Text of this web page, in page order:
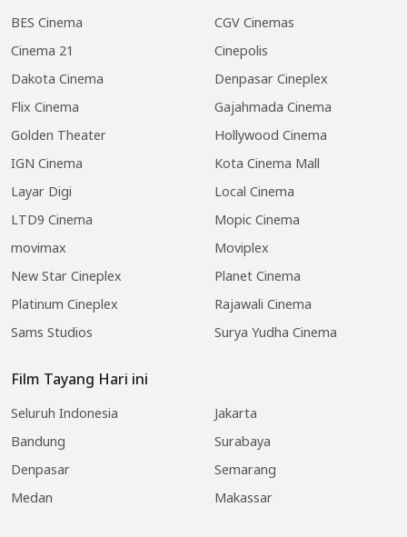
BES Cinema
CGV Cinemas
Cinema 21
Cinepolis
Dakota Cinema
Denpasar Cineplex
Flix Cinema
Gajahmada Cinema
Golden Theater
Hollywood Cinema
IGN Cinema
Kota Cinema Mall
Layar Digi
Local Cinema
LTD9 Cinema
Mopic Cinema
movimax
Moviplex
New Star Cineplex
Planet Cinema
Platinum Cineplex
Rajawali Cinema
Sams Studios
Surya Yudha Cinema
Film Tayang Hari ini
Seluruh Indonesia
Jakarta
Bandung
Surabaya
Denpasar
Semarang
Medan
Makassar